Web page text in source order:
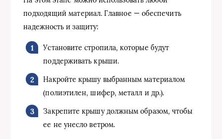
подходящий материал. Главное — обеспечить
надежность и защиту:
Установите стропила, которые будут
поддерживать крыши.
Накройте крышу выбранным материалом
(полиэтилен, шифер, металл и др.).
Закрепите крышу должным образом, чтобы
ее не унесло ветром.